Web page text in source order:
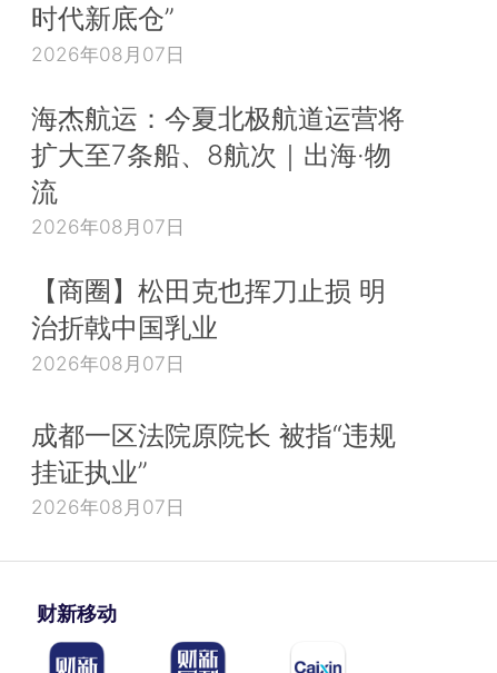
时代新底仓”
2026年08月07日
海杰航运：今夏北极航道运营将
扩大至7条船、8航次｜出海·物
流
2026年08月07日
【商圈】松田克也挥刀止损 明
治折戟中国乳业
2026年08月07日
成都一区法院原院长 被指“违规
挂证执业”
2026年08月07日
财新移动